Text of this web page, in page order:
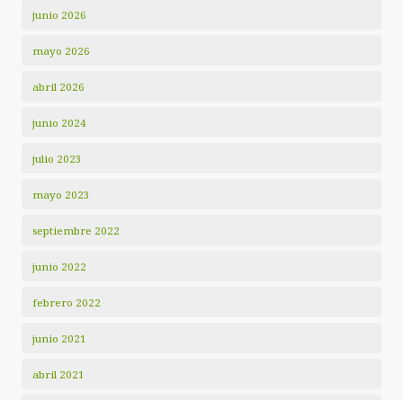
junio 2026
mayo 2026
abril 2026
junio 2024
julio 2023
mayo 2023
septiembre 2022
junio 2022
febrero 2022
junio 2021
abril 2021